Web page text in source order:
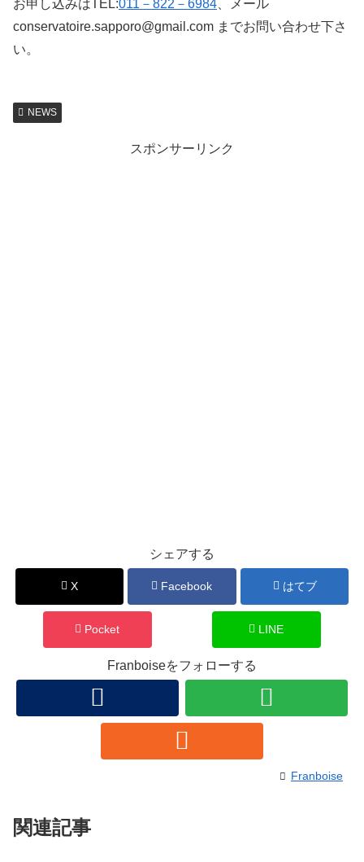
お申し込みはTEL:011－822－6984 、メール
conservatoire.sapporo@gmail.com までお問い合わせ下さ
い。
NEWS
スポンサーリンク
シェアする
X Facebook はてブ
Pocket LINE
Franboiseをフォローする
Franboise
関連記事